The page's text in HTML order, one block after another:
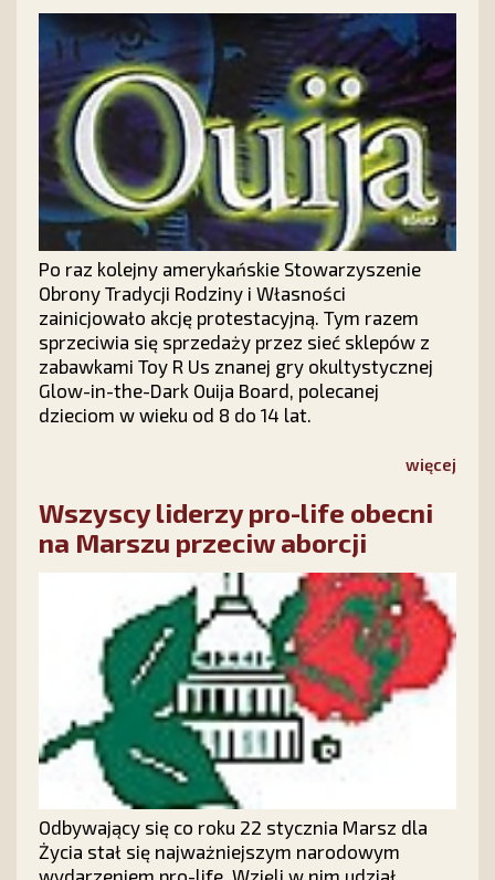
Po raz kolejny amerykańskie Stowarzyszenie
Obrony Tradycji Rodziny i Własności
zainicjowało akcję protestacyjną. Tym razem
sprzeciwia się sprzedaży przez sieć sklepów z
zabawkami Toy R Us znanej gry okultystycznej
Glow-in-the-Dark Ouija Board, polecanej
dzieciom w wieku od 8 do 14 lat.
więcej
Wszyscy liderzy pro-life obecni
na Marszu przeciw aborcji
Odbywający się co roku 22 stycznia Marsz dla
Życia stał się najważniejszym narodowym
wydarzeniem pro-life. Wzięli w nim udział